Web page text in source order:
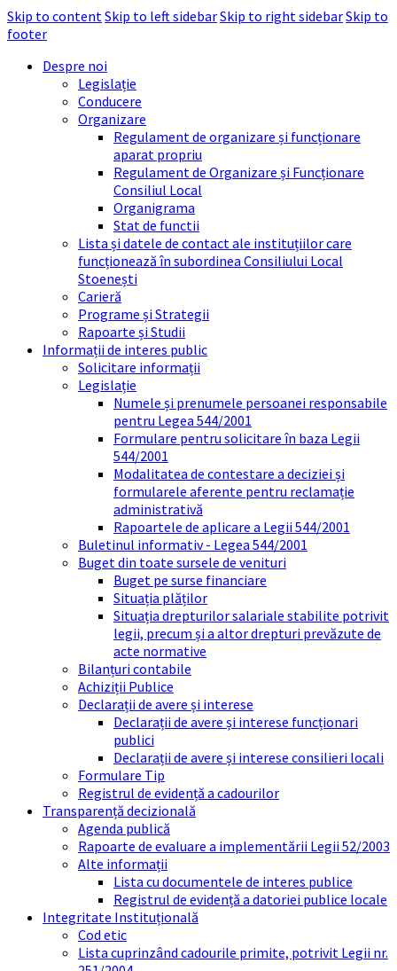
Skip to contentSkip to left sidebarSkip to right sidebarSkip to
footer
Despre noi
Legislație
Conducere
Organizare
Regulament de organizare și funcționare
aparat propriu
Regulament de Organizare și Funcționare
Consiliul Local
Organigrama
Stat de functii
Lista și datele de contact ale instituțiilor care
funcționează în subordinea Consiliului Local
Stoenești
Carieră
Programe și Strategii
Rapoarte și Studii
Informații de interes public
Solicitare informații
Legislație
Numele și prenumele persoanei responsabile
pentru Legea 544/2001
Formulare pentru solicitare în baza Legii
544/2001
Modalitatea de contestare a deciziei și
formularele aferente pentru reclamație
administrativă
Rapoartele de aplicare a Legii 544/2001
Buletinul informativ - Legea 544/2001
Buget din toate sursele de venituri
Buget pe surse financiare
Situația plăților
Situația drepturilor salariale stabilite potrivit
legii, precum și a altor drepturi prevăzute de
acte normative
Bilanțuri contabile
Achiziții Publice
Declarații de avere și interese
Declarații de avere și interese funcționari
publici
Declarații de avere și interese consilieri locali
Formulare Tip
Registrul de evidență a cadourilor
Transparență decizională
Agenda publică
Rapoarte de evaluare a implementării Legii 52/2003
Alte informații
Lista cu documentele de interes publice
Registrul de evidență a datoriei publice locale
Integritate Instituțională
Cod etic
Lista cuprinzând cadourile primite, potrivit Legii nr.